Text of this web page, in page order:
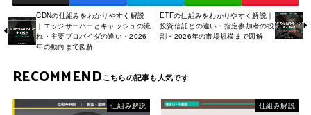
CDNの仕組みをわかりやすく解説
｜エッジサーバーとキャッシュの流
れ・主要プロバイダの違い・2026
年の動向まで図解
ETFの仕組みをわかりやすく解説｜
投資信託との違い・指定参加者の役
割・2026年の市場規模まで図解
RECOMMEND
仕組み解説 仕組み解説